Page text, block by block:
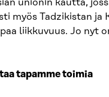
unionin kautta,
myös Tadzikistan
liikkuvuus. Jo nyt
tapamme toimia